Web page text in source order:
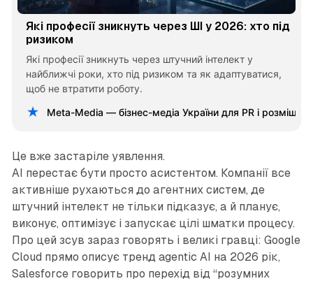
Які професії зникнуть через ШІ у 2026: хто під
ризиком
Які професії зникнуть через штучний інтелект у
найближчі роки, хто під ризиком та як адаптуватися,
щоб не втратити роботу.
Meta-Media — бізнес-медіа України для PR і
Це вже застаріле уявлення.
AI перестає бути просто асистентом. Компанії все
активніше рухаються до агентних систем, де
штучний інтелект не тільки підказує, а й планує,
виконує, оптимізує і запускає цілі шматки процесу.
Про цей зсув зараз говорять і великі гравці: Google
Cloud прямо описує тренд agentic AI на 2026 рік,
Salesforce говорить про перехід від “розумних